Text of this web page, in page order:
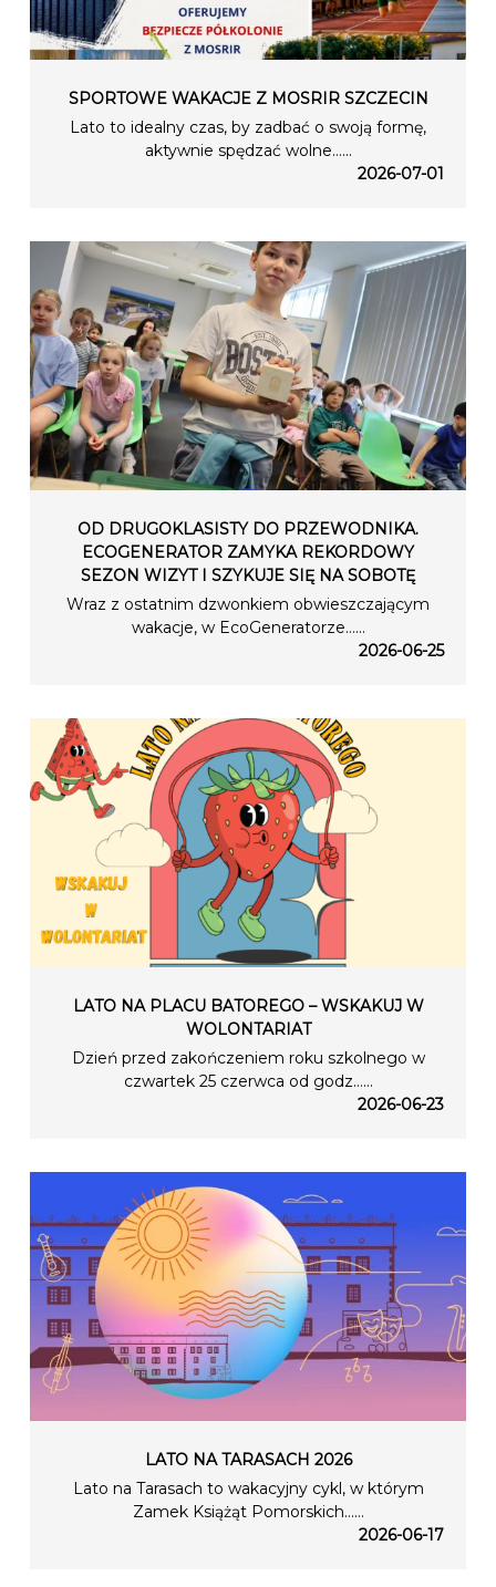
SPORTOWE WAKACJE Z MOSRIR SZCZECIN
Lato to idealny czas, by zadbać o swoją formę,
aktywnie spędzać wolne…...
2026-07-01
OD DRUGOKLASISTY DO PRZEWODNIKA.
ECOGENERATOR ZAMYKA REKORDOWY
SEZON WIZYT I SZYKUJE SIĘ NA SOBOTĘ
Wraz z ostatnim dzwonkiem obwieszczającym
wakacje, w EcoGeneratorze…...
2026-06-25
LATO NA PLACU BATOREGO – WSKAKUJ W
WOLONTARIAT
Dzień przed zakończeniem roku szkolnego w
czwartek 25 czerwca od godz…...
2026-06-23
LATO NA TARASACH 2026
Lato na Tarasach to wakacyjny cykl, w którym
Zamek Książąt Pomorskich…...
2026-06-17